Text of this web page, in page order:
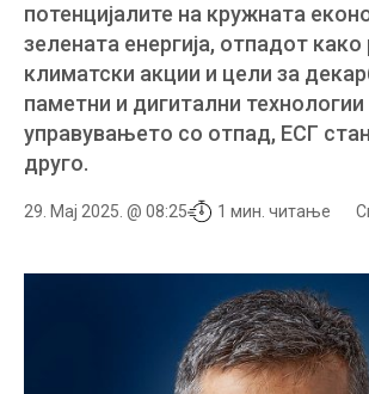
потенцијалите на кружната
зелената енергија, отпадот како
климатски акции и цели за
паметни и дигитални технологии
управувањето со отпад, ЕСГ
друго.
29. Мај 2025. @ 08:25 1 мин. читање